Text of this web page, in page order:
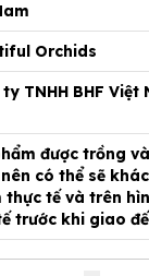
Orchids
TNHH BHF Việt
được trồng
có thể sẽ
thực tế và trên
trước khi giao